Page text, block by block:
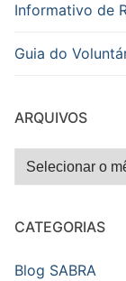
Informativo de
Guia do
ARQUIVOS
Arquivos
CATEGORIAS
Blog SABRA